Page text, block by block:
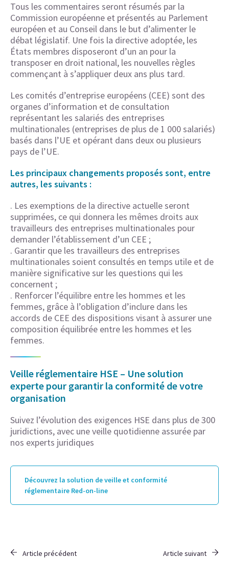
Tous les commentaires seront résumés par la
Commission européenne et présentés au Parlement
européen et au Conseil dans le but d’alimenter le
débat législatif. Une fois la directive adoptée, les
États membres disposeront d’un an pour la
transposer en droit national, les nouvelles règles
commençant à s’appliquer deux ans plus tard.
Les comités d’entreprise européens (CEE) sont des
organes d’information et de consultation
représentant les salariés des entreprises
multinationales (entreprises de plus de 1 000 salariés)
basés dans l’UE et opérant dans deux ou plusieurs
pays de l’UE.
Les principaux changements proposés sont, entre
autres, les suivants :
. Les exemptions de la directive actuelle seront
supprimées, ce qui donnera les mêmes droits aux
travailleurs des entreprises multinationales pour
demander l’établissement d’un CEE ;
. Garantir que les travailleurs des entreprises
multinationales soient consultés en temps utile et de
manière significative sur les questions qui les
concernent ;
. Renforcer l’équilibre entre les hommes et les
femmes, grâce à l’obligation d’inclure dans les
accords de CEE des dispositions visant à assurer une
composition équilibrée entre les hommes et les
femmes.
Veille réglementaire HSE – Une solution
experte pour garantir la conformité de votre
organisation
Suivez l’évolution des exigences HSE dans plus de 300
juridictions, avec une veille quotidienne assurée par
nos experts juridiques
Découvrez la solution de veille et conformité
réglementaire Red-on-line
Article précédent Article suivant